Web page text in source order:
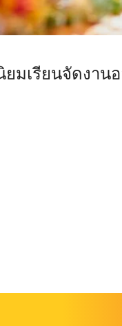
ยมเรียนจัดงาน